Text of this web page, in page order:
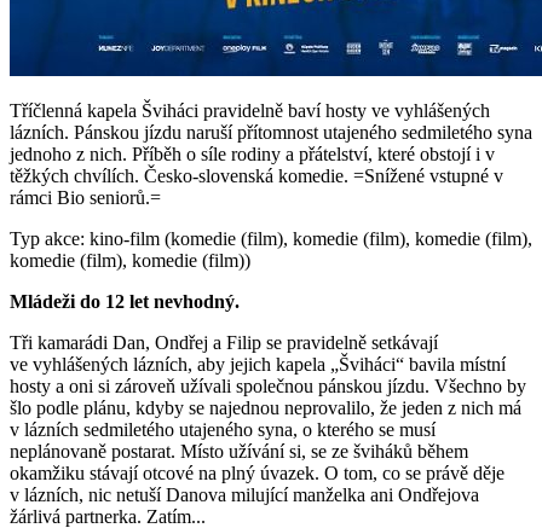
Tříčlenná kapela Šviháci pravidelně baví hosty ve vyhlášených
lázních. Pánskou jízdu naruší přítomnost utajeného sedmiletého syna
jednoho z nich. Příběh o síle rodiny a přátelství, které obstojí i v
těžkých chvílích. Česko-slovenská komedie. =Snížené vstupné v
rámci Bio seniorů.=
Typ akce: kino-film (komedie (film), komedie (film), komedie (film),
komedie (film), komedie (film))
Mládeži do 12 let nevhodný.
Tři kamarádi Dan, Ondřej a Filip se pravidelně setkávají
ve vyhlášených lázních, aby jejich kapela „Šviháci“ bavila místní
hosty a oni si zároveň užívali společnou pánskou jízdu. Všechno by
šlo podle plánu, kdyby se najednou neprovalilo, že jeden z nich má
v lázních sedmiletého utajeného syna, o kterého se musí
neplánovaně postarat. Místo užívání si, se ze šviháků během
okamžiku stávají otcové na plný úvazek. O tom, co se právě děje
v lázních, nic netuší Danova milující manželka ani Ondřejova
žárlivá partnerka. Zatím...